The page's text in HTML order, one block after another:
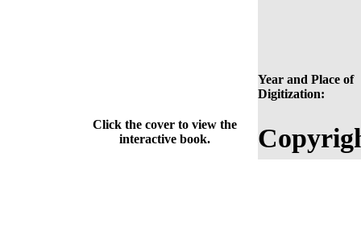
Year and Place of
Digitization:
Click the cover to view the
interactive book.